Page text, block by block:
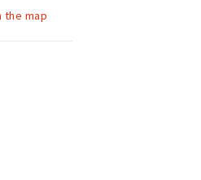
the map